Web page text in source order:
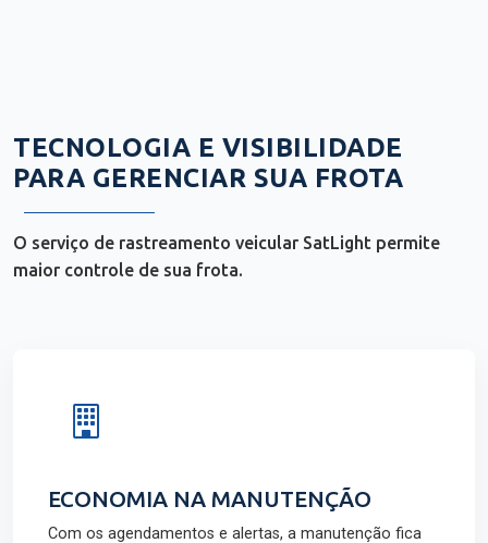
TECNOLOGIA E VISIBILIDADE
PARA GERENCIAR SUA FROTA
O serviço de rastreamento veicular SatLight permite
maior controle de sua frota.
ECONOMIA NA MANUTENÇÃO
Com os agendamentos e alertas, a manutenção fica